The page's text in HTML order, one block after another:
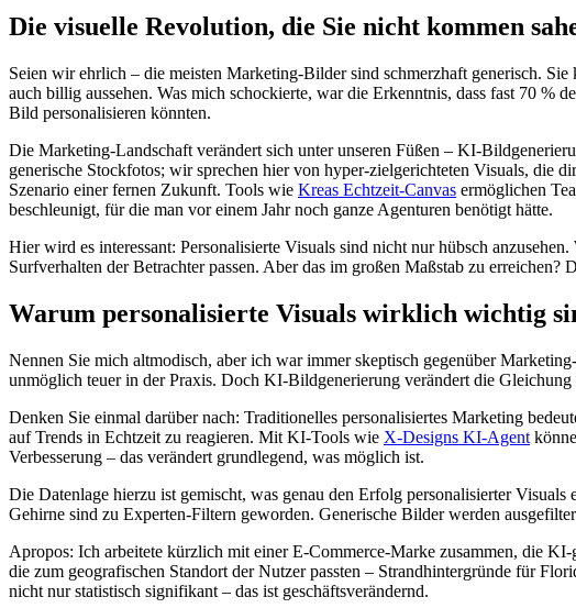
Die visuelle Revolution, die Sie nicht kommen
Seien wir ehrlich – die meisten Marketing-Bilder sind schmerzhaft generisch.
auch billig aussehen. Was mich schockierte, war die Erkenntnis, dass fast 70 %
Bild personalisieren könnten.
Die Marketing-Landschaft verändert sich unter unseren Füßen – KI-
generische Stockfotos; wir sprechen hier von hyper-zielgerichteten Visuals, die
Szenario einer fernen Zukunft. Tools wie Kreas Echtzeit-Canvas ermöglichen
beschleunigt, für die man vor einem Jahr noch ganze Agenturen benötigt hätte.
Hier wird es interessant: Personalisierte Visuals sind nicht nur hübsch
Surfverhalten der Betrachter passen. Aber das im großen Maßstab zu erreichen?
Warum personalisierte Visuals wirklich wichtig
Nennen Sie mich altmodisch, aber ich war immer skeptisch gegenüber
unmöglich teuer in der Praxis. Doch KI-Bildgenerierung verändert die Gleichung
Denken Sie einmal darüber nach: Traditionelles personalisiertes Marketing
auf Trends in Echtzeit zu reagieren. Mit KI-Tools wie X-Designs KI-Agent
Verbesserung – das verändert grundlegend, was möglich ist.
Die Datenlage hierzu ist gemischt, was genau den Erfolg personalisierter
Gehirne sind zu Experten-Filtern geworden. Generische Bilder werden
Apropos: Ich arbeitete kürzlich mit einer E-Commerce-Marke zusammen, die
die zum geografischen Standort der Nutzer passten – Strandhintergründe für
nicht nur statistisch signifikant – das ist geschäftsverändernd.